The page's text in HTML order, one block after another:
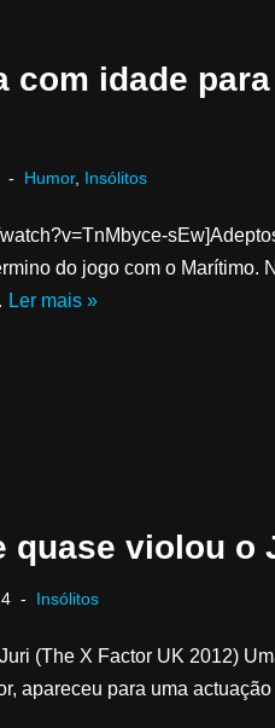
com idade
Humor, Insólitos
do jogo com o Marítimo.
Ler mais »
quase violou o
Insólitos
(The X Factor UK 2012)
apareceu para uma